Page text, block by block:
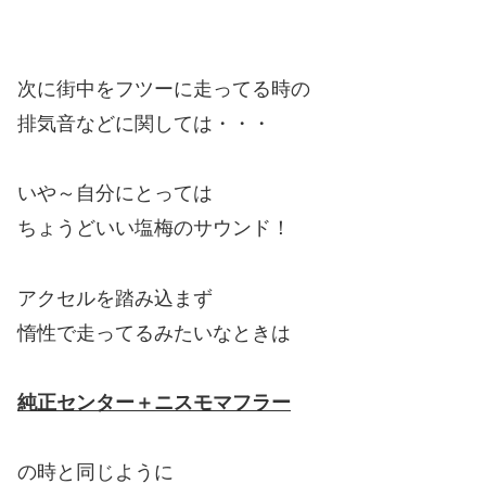
次に街中をフツーに走ってる時の
排気音などに関しては・・・
いや～自分にとっては
ちょうどいい塩梅のサウンド！
アクセルを踏み込まず
惰性で走ってるみたいなときは
純正センター＋ニスモマフラー
の時と同じように